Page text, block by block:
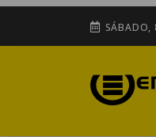
SÁBADO,